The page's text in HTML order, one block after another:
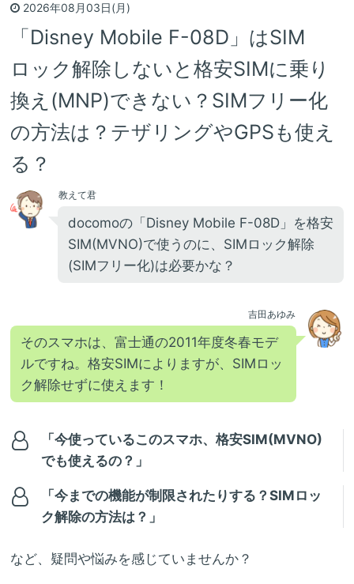
2026年08月03日(月)
「Disney Mobile F-08D」はSIM
ロック解除しないと格安SIMに乗り
換え(MNP)できない？SIMフリー化
の方法は？テザリングやGPSも使え
る？
教えて君
docomoの「Disney Mobile F-08D」を格安
SIM(MVNO)で使うのに、SIMロック解除
(SIMフリー化)は必要かな？
吉田あゆみ
そのスマホは、富士通の2011年度冬春モデ
ルですね。格安SIMによりますが、SIMロッ
ク解除せずに使えます！
「今使っているこのスマホ、格安SIM(MVNO)
でも使えるの？」
「今までの機能が制限されたりする？SIMロッ
ク解除の方法は？」
など、疑問や悩みを感じていませんか？